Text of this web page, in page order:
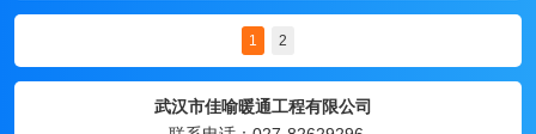
1 2
武汉市佳喻暖通工程有限公司